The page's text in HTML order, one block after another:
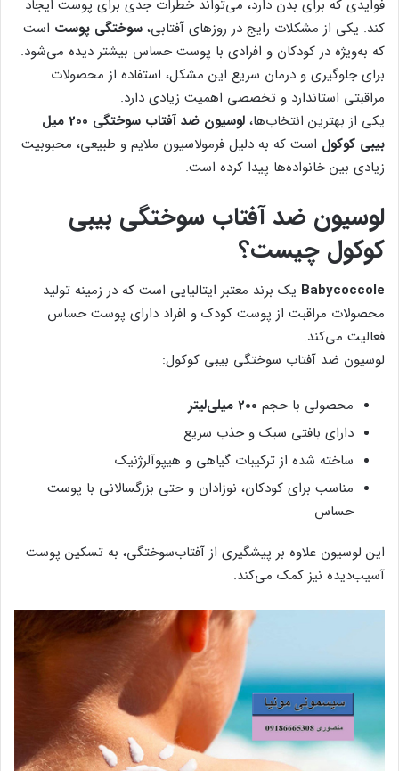
فوایدی که برای بدن دارد، می‌تواند خطرات جدی برای پوست ایجاد
کند. یکی از مشکلات رایج در روزهای آفتابی، سوختگی پوست است
که به‌ویژه در کودکان و افرادی با پوست حساس بیشتر دیده می‌شود.
برای جلوگیری و درمان سریع این مشکل، استفاده از محصولات
مراقبتی استاندارد و تخصصی اهمیت زیادی دارد.
یکی از بهترین انتخاب‌ها،
لوسیون ضد آفتاب سوختگی 200 میل
بیبی کوکول است که به دلیل فرمولاسیون ملایم و طبیعی، محبوبیت
زیادی بین خانواده‌ها پیدا کرده است.
لوسیون ضد آفتاب سوختگی بیبی
کوکول چیست؟
Babycoccole یک برند معتبر ایتالیایی است که در زمینه تولید
محصولات مراقبت از پوست کودک و افراد دارای پوست حساس
فعالیت می‌کند.
لوسیون ضد آفتاب سوختگی بیبی کوکول:
محصولی با حجم 200 میلی‌لیتر
دارای بافتی سبک و جذب سریع
ساخته شده از ترکیبات گیاهی و هیپوآلرژنیک
مناسب برای کودکان، نوزادان و حتی بزرگسالانی با پوست
حساس
این لوسیون علاوه بر پیشگیری از آفتاب‌سوختگی، به تسکین پوست
آسیب‌دیده نیز کمک می‌کند.